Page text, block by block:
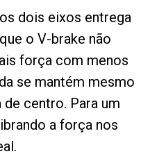
dois eixos entrega
o V-brake não
força com menos
se mantém mesmo
centro. Para um
a força nos